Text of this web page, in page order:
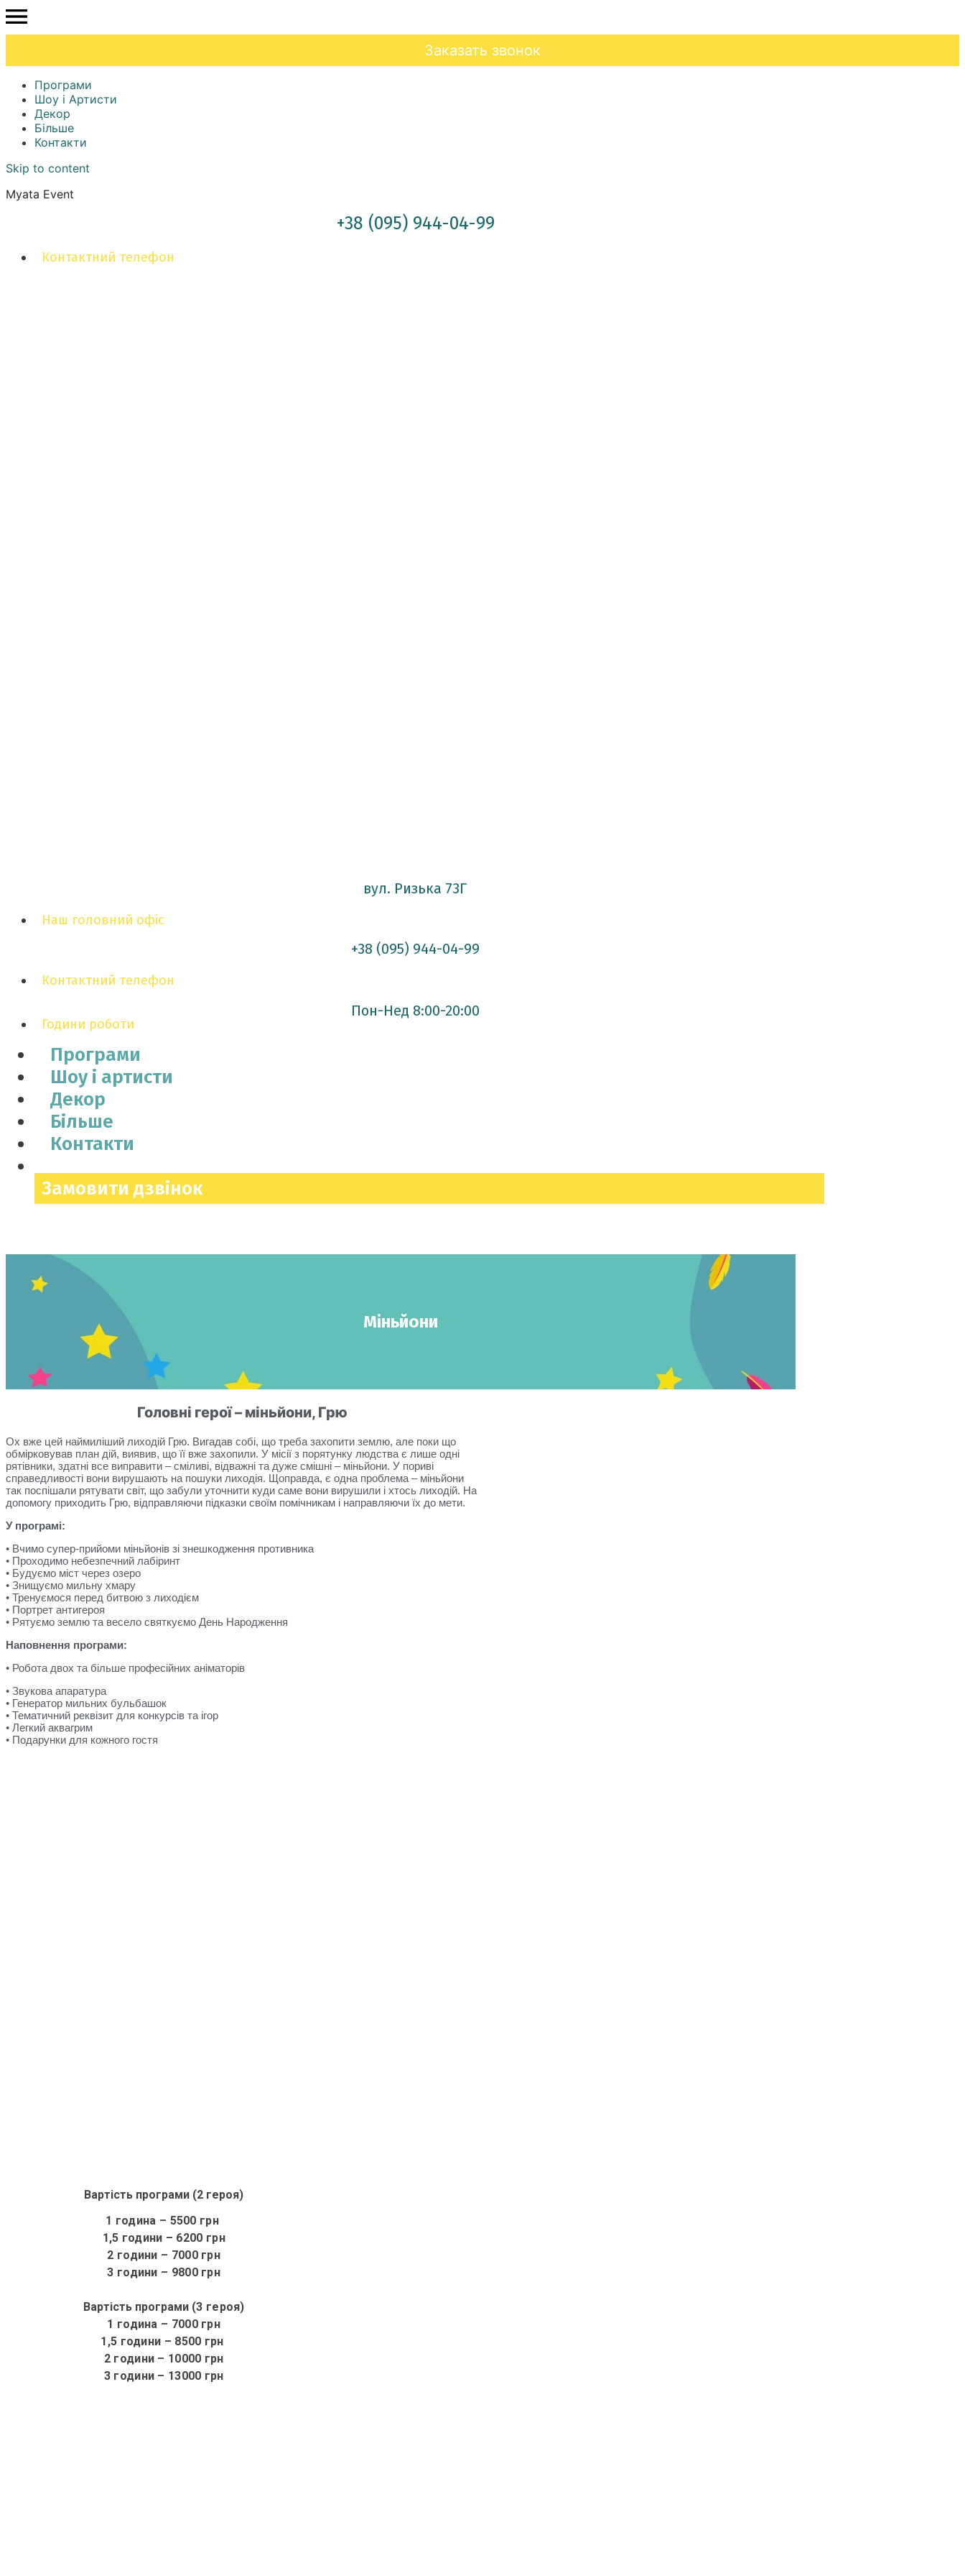
Заказать звонок
Програми
Шоу і Артисти
Декор
Більше
Контакти
Skip to content
Myata Event
+38 (095) 944-04-99
Контактний телефон
вул. Ризька 73Г
Наш головний офіс
+38 (095) 944-04-99
Контактний телефон
Пон-Нед 8:00-20:00
Години роботи
Програми
Шоу і артисти
Декор
Більше
Контакти
Замовити дзвінок
Міньйони
Головні герої – міньйони, Грю
Ох вже цей наймиліший лиходій Грю. Вигадав собі, що треба захопити землю, але поки що
обмірковував план дій, виявив, що її вже захопили. У місії з порятунку людства є лише одні
рятівники, здатні все виправити – сміливі, відважні та дуже смішні – міньйони. У пориві
справедливості вони вирушають на пошуки лиходія. Щоправда, є одна проблема – міньйони
так поспішали рятувати світ, що забули уточнити куди саме вони вирушили і хтось лиходій. На
допомогу приходить Грю, відправляючи підказки своїм помічникам і направляючи їх до мети.
У програмі:
• Вчимо супер-прийоми міньйонів зі знешкодження противника
• Проходимо небезпечний лабіринт
• Будуємо міст через озеро
• Знищуємо мильну хмару
• Тренуємося перед битвою з лиходієм
• Портрет антигероя
• Рятуємо землю та весело святкуємо День Народження
Наповнення програми:
• Робота двох та більше професійних аніматорів
• Звукова апаратура
• Генератор мильних бульбашок
• Тематичний реквізит для конкурсів та ігор
• Легкий аквагрим
• Подарунки для кожного гостя
Вартість програми (2 героя)
1 година – 5500 грн
1,5 години – 6200 грн
2 години – 7000 грн
3 години – 9800 грн
Вартість програми(3 героя)
1 година – 7000 грн
1,5 години – 8500 грн
2 години – 10000 грн
3 години – 13000 грн